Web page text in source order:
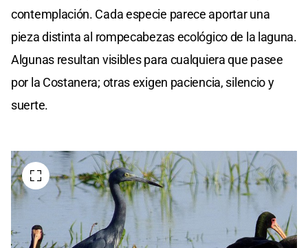
contemplación. Cada especie parece aportar una
pieza distinta al rompecabezas ecológico de la laguna.
Algunas resultan visibles para cualquiera que pasee
por la Costanera; otras exigen paciencia, silencio y
suerte.